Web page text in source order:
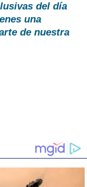
del día
una
de nuestra